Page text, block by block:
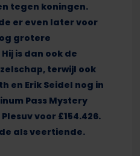
tegen koningen.
er even later voor
grotere
is dan ook de
terwijl ook
en Erik Seidel nog in
Pass Mystery
voor £154.426.
als veertiende.